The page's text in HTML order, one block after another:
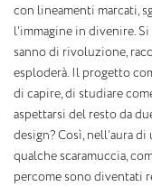
con lineamenti marcati,
l’immagine in divenire.
sanno di rivoluzione,
esploderà. Il progetto
di capire, di studiare
aspettarsi del resto da
design? Così, nell’aura
qualche scaramuccia,
percome sono diventati